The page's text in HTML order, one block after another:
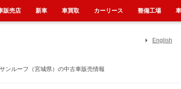
ルーフ（宮城県）の中古車販売情報
English
販売店 新車 車買取 カーリース 整備工場